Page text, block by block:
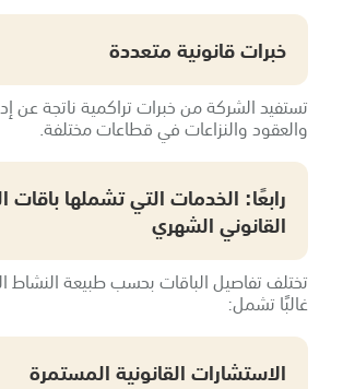
خبرات قانونية متعددة
تستفيد الشركة من خبرات تراكمية ناتجة عن
والعقود والنزاعات في قطاعات مختلفة.
رابعًا: الخدمات التي تشملها باقات
القانوني الشهري
تختلف تفاصيل الباقات بحسب طبيعة النشاط
غالبًا تشمل:
الاستشارات القانونية المستمرة